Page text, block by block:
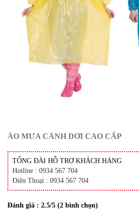
ÁO MƯA CÁNH DƠI CAO CẤP
TỔNG ĐÀI HỖ TRỢ KHÁCH HÀNG
Hotline : 0934 567 704
Điện Thoại : 0934 567 704
Đánh giá : 2.5/5 (2 bình chọn)